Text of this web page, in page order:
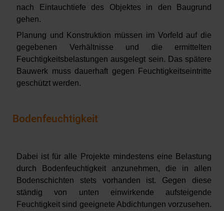
nach Eintauchtiefe des Objektes in den Baugrund
gehen.
Planung und Konstruktion müssen im Vorfeld auf die
gegebenen Verhältnisse und die ermittelten
Feuchtigkeitsbelastungen ausgelegt sein. Das spätere
Bauwerk muss dauerhaft gegen Feuchtigkeitseintritte
geschützt werden.
Bodenfeuchtigkeit
Dabei ist für alle Projekte mindestens eine Belastung
durch Bodenfeuchtigkeit anzunehmen, die in allen
Bodenschichten stets vorhanden ist. Gegen diese
ständig von unten einwirkende aufsteigende
Feuchtigkeit sind geeignete Abdichtungen vorzusehen.